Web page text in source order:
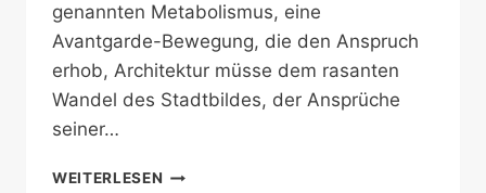
genannten Metabolismus, eine
Avantgarde-Bewegung, die den Anspruch
erhob, Architektur müsse dem rasanten
Wandel des Stadtbildes, der Ansprüche
seiner…
WEITERLESEN MEISTER